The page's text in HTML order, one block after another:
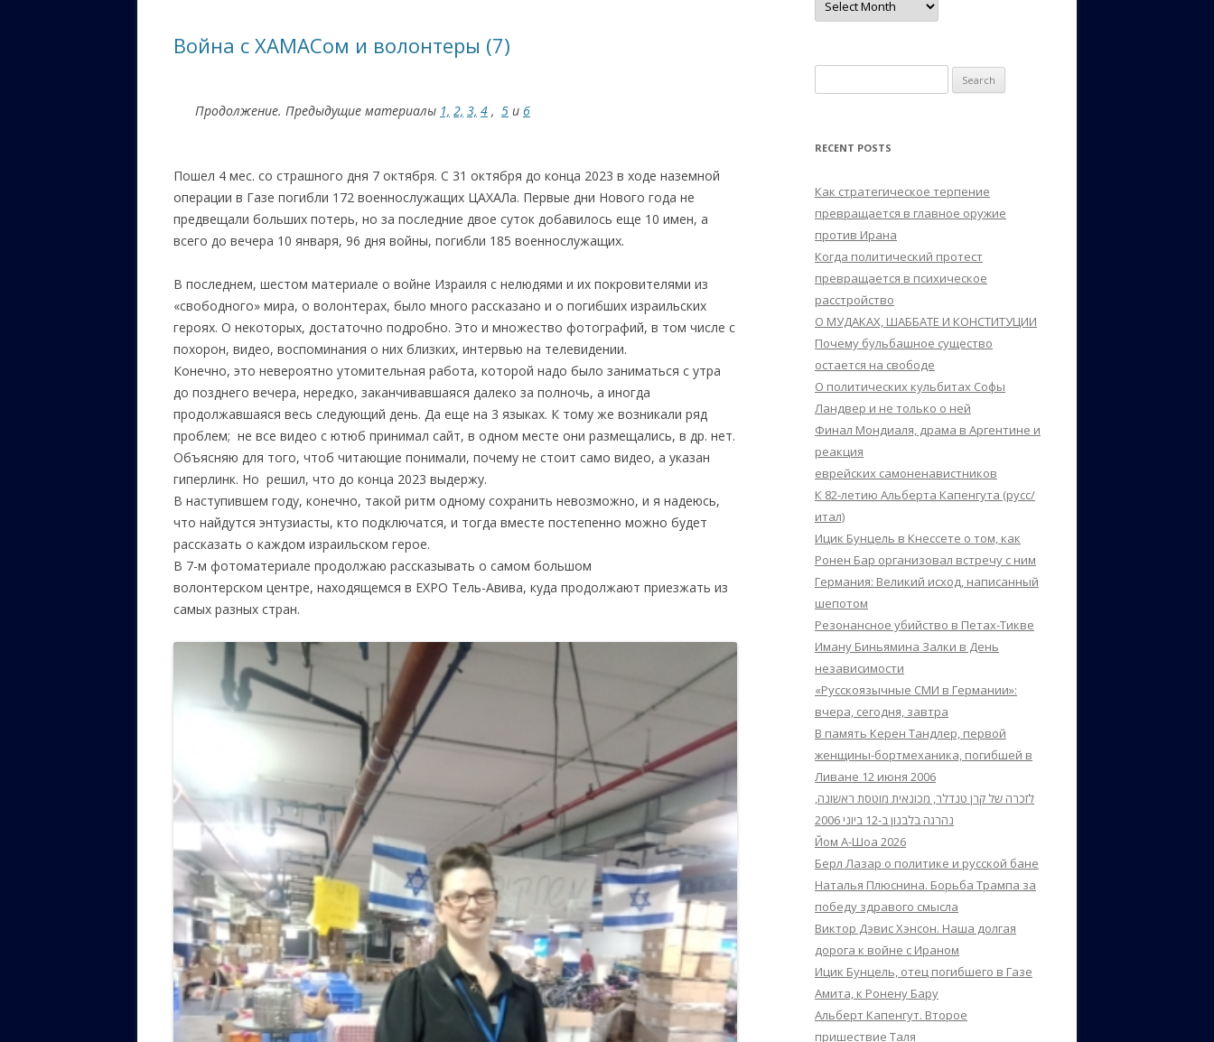
КАЛИНКОВИЧАХ СЕЙЧАС
ВАШИ ПИСЬМА
ОТЗЫВЫ, ПРЕДЛОЖЕНИЯ,
УТОЧНЕНИЯ, ДОПОЛНЕНИЯ
КТО КОГО ИЩЕТ
Война с ХАМАСом и волонтеры (7)
Продолжение. Предыдущие материалы 1, 2, 3, 4 , 5 и 6
Пошел 4 мес. со страшного дня 7 октября. С 31 октября до конца 2023 в ходе наземной
операции в Газе погибли 172 военнослужащих ЦАХАЛа. Первые дни Нового года не
предвещали больших потерь, но за последние двое суток добавилось еще 10 имен, а
всего до вечера 10 января, 96 дня войны, погибли 185 военнослужащих.
В последнем, шестом материале о войне Израиля с нелюдями и их покровителями из
«свободного» мира, о волонтерах, было много рассказано и о погибших израильских
героях. О некоторых, достаточно подробно. Это и множество фотографий, в том числе с
похорон, видео, воспоминания о них близких, интервью на телевидении.
Конечно, это невероятно утомительная работа, которой надо было заниматься с утра
до позднего вечера, нередко, заканчивавшаяся далеко за полночь, а иногда
продолжавшаяся весь следующий день. Да еще на 3 языках. К тому же возникали ряд
проблем; не все видео с ютюб принимал сайт, в одном месте они размещались, в др. нет.
Объясняю для того, чтоб читающие понимали, почему не стоит само видео, а указан
гиперлинк. Но решил, что до конца 2023 выдержу.
В наступившем году, конечно, такой ритм одному сохранить невозможно, и я надеюсь,
что найдутся энтузиасты, кто подключатся, и тогда вместе постепенно можно будет
рассказать о каждом израильском герое.
В 7-м фотоматериале продолжаю рассказывать о самом большом
волонтерском центре, находящемся в EXPO Тель-Авива, куда продолжают приезжать из
самых разных стран.
for:
RECENT POSTS
Как стратегическое терпение
превращается в главное оружие
против Ирана
Когда политический протест
превращается в психическое
расстройство
О МУДАКАХ, ШАББАТЕ И КОНСТИТУЦИИ
Почему бульбашное существо
остается на свободе
О политических кульбитах Софы
Ландвер и не только о ней
Финал Мондиаля, драма в Аргентине и
реакция
еврейских самоненавистников
К 82-летию Альберта Капенгута (русс/
итал)
Ицик Бунцель в Кнессете о том, как
Ронен Бар организовал встречу с ним
Германия: Великий исход, написанный
шепотом
Резонансное убийство в Петах-Тикве
Иману Биньямина Залки в День
независимости
«Русскоязычные СМИ в Германии»:
вчера, сегодня, завтра
В память Керен Тандлер, первой
женщины-бортмеханика, погибшей в
Ливане 12 июня 2006
לזכרה של קרן טנדלר, מכונאית מוטסת ראשונה,
נהרגה בלבנון ב-12 ביוני 2006
Йом А-Шоа 2026
Берл Лазар о политике и русской бане
Наталья Плюснина. Борьба Трампа за
победу здравого смысла
Виктор Дэвис Хэнсон. Наша долгая
дорога к войне с Ираном
Ицик Бунцель, отец погибшего в Газе
Амита, к Ронену Бару
Альберт Капенгут. Второе
пришествие Таля